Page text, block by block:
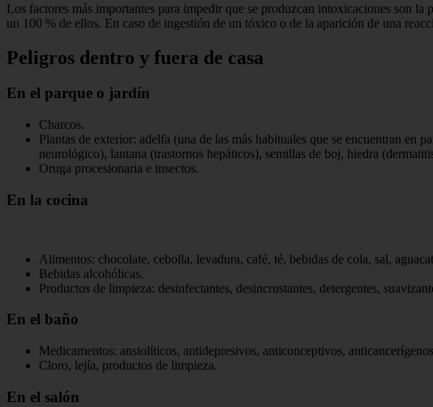
Los factores más importantes para impedir que se produzcan intoxicaciones son
un 100 % de ellos. En caso de ingestión de un tóxico o de la aparición de una
Peligros dentro y fuera de casa
En el parque o jardín
Charcos.
Plantas de exterior: adelfa (una de las más habituales que se encuentran
neurológico), lantana (trastornos hepáticos), semillas de boj, hiedra
Oruga procesionaria e insectos.
En la cocina
Alimentos: chocolate, cebolla, levadura, café, té, bebidas de cola, sal,
Bebidas alcohólicas.
Productos de limpieza: desinfectantes, desincrustantes, detergentes,
En el baño
Medicamentos: ansiolíticos, antidepresivos, anticonceptivos,
Cloro, lejía, productos de limpieza.
En el salón